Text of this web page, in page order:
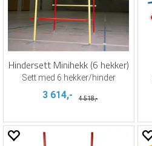
Hindersett Minihekk (6 hekker)
Sett med 6 hekker/hinder
3 614,- 4 518,-